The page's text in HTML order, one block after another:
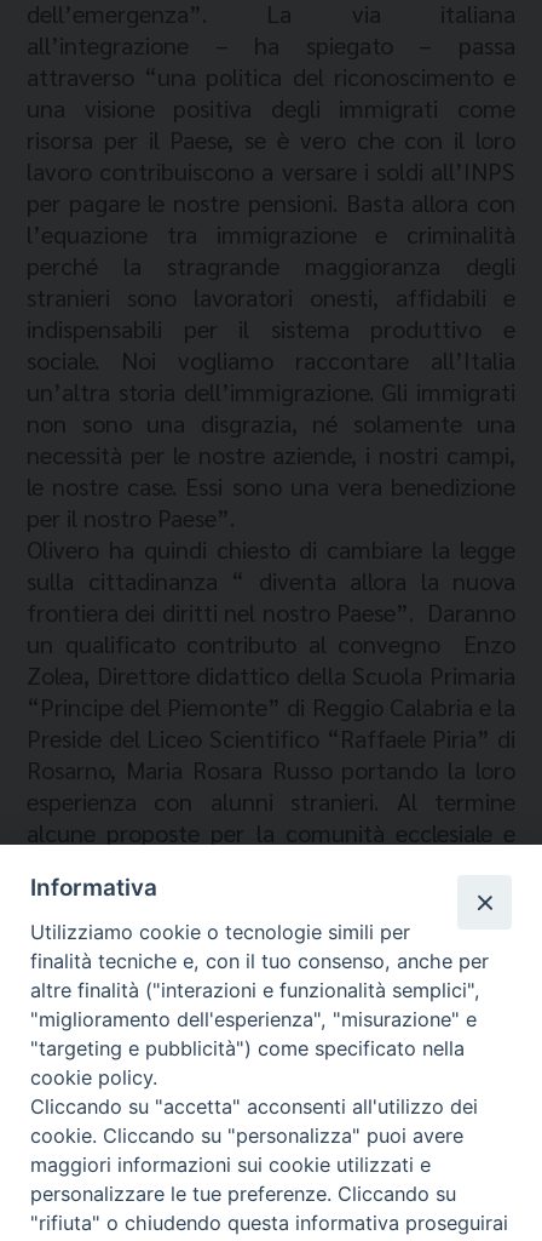
dell’emergenza”. La via italiana
all’integrazione – ha spiegato – passa
attraverso “una politica del riconoscimento e
una visione positiva degli immigrati come
risorsa per il Paese, se è vero che con il loro
lavoro contribuiscono a versare i soldi all’INPS
per pagare le nostre pensioni. Basta allora con
l’equazione tra immigrazione e criminalità
perché la stragrande maggioranza degli
stranieri sono lavoratori onesti, affidabili e
indispensabili per il sistema produttivo e
sociale. Noi vogliamo raccontare all’Italia
un’altra storia dell’immigrazione. Gli immigrati
non sono una disgrazia, né solamente una
necessità per le nostre aziende, i nostri campi,
le nostre case. Essi sono una vera benedizione
per il nostro Paese”.
Olivero ha quindi chiesto di cambiare la legge
sulla cittadinanza “ diventa allora la nuova
frontiera dei diritti nel nostro Paese”. Daranno
un qualificato contributo al convegno Enzo
Zolea, Direttore didattico della Scuola Primaria
“Principe del Piemonte” di Reggio Calabria e la
Preside del Liceo Scientifico “Raffaele Piria” di
Rosarno, Maria Rosara Russo portando la loro
esperienza con alunni stranieri. Al termine
alcune proposte per la comunità ecclesiale e
Migrantes Online
Fondazione Migrantes © 2026 WebSeed
Informativa
Utilizziamo cookie o tecnologie simili per
finalità tecniche e, con il tuo consenso, anche per
altre finalità ("interazioni e funzionalità semplici",
"miglioramento dell'esperienza", "misurazione" e
"targeting e pubblicità") come specificato nella
cookie policy.
Cliccando su "accetta" acconsenti all'utilizzo dei
cookie. Cliccando su "personalizza" puoi avere
maggiori informazioni sui cookie utilizzati e
personalizzare le tue preferenze. Cliccando su
"rifiuta" o chiudendo questa informativa proseguirai